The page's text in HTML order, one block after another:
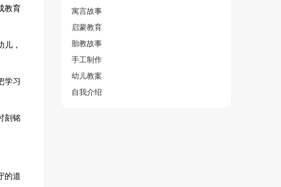
教育
，
学习
刻铭
的道
寓言故事
启蒙教育
胎教故事
手工制作
幼儿教案
自我介绍